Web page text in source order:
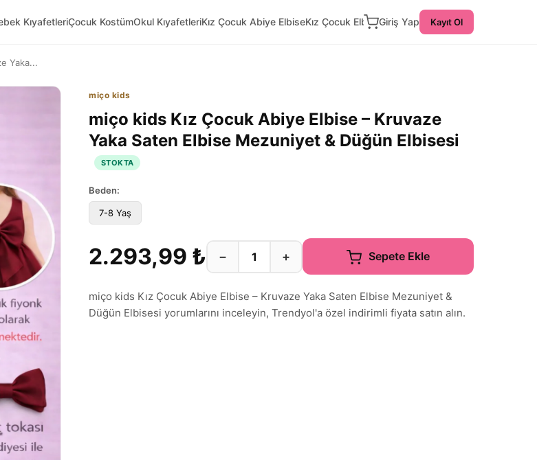
KıyafetleriÇocuk KostümOkul KıyafetleriKız Çocuk Abiye ElbiseKız Çocuk ElbiseGiriş Yap Kayıt Ol
Yaka...
miço kids
miço kids Kız Çocuk Abiye Elbise – Kruvaze
Yaka Saten Elbise Mezuniyet & Düğün Elbisesi
STOKTA
Beden:
7-8 Yaş
2.293,99 ₺ − + Sepete Ekle
miço kids Kız Çocuk Abiye Elbise – Kruvaze Yaka Saten Elbise Mezuniyet &
Düğün Elbisesi yorumlarını inceleyin, Trendyol'a özel indirimli fiyata satın alın.